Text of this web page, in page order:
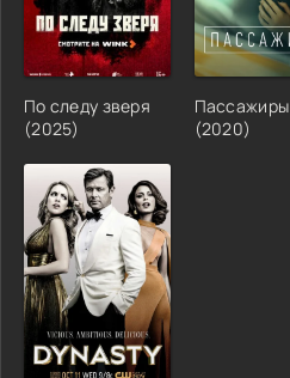
По следу зверя
(2025)
Пассажиры
(2020)